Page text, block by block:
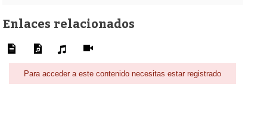
Enlaces relacionados
Para acceder a este contenido necesitas estar registrado